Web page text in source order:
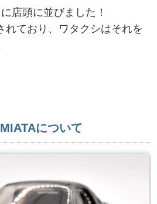
店頭に並びました！
れており、ワタクシはそれを
について